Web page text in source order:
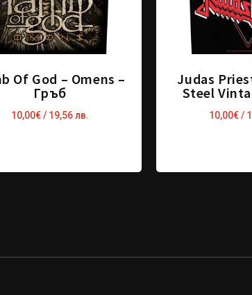
Of God – Omens –
Гръб
10,00€/ 19,56 лв.
Judas
Steel
10,00€/